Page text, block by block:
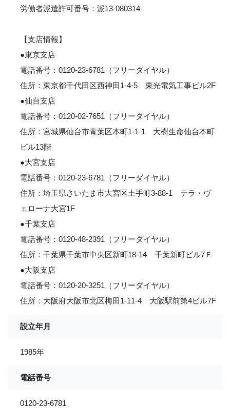
労働者派遣許可番号：派13-080314
【支店情報】
●東京支店
電話番号：0120-23-6781（フリーダイヤル）
住所：東京都千代田区西神田1-4-5 東光電気工事ビル2F
●仙台支店
電話番号：0120-02-7651（フリーダイヤル）
住所：宮城県仙台市青葉区本町1-1-1 大樹生命仙台本町
ビル13階
●大宮支店
電話番号：0120-23-6781（フリーダイヤル）
住所：埼玉県さいたま市大宮区土手町3-88-1 テラ・ヴ
ェローナ大宮1F
●千葉支店
電話番号：0120-48-2391（フリーダイヤル）
住所：千葉県千葉市中央区新町18-14 千葉新町ビル7Ｆ
●大阪支店
電話番号：0120-20-3251（フリーダイヤル）
住所：大阪府大阪市北区梅田1-11-4 大阪駅前第4ビル7F
設立年月
1985年
電話番号
0120-23-6781